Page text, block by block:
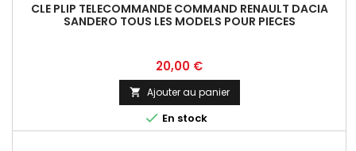
CLE PLIP TELECOMMANDE COMMAND RENAULT DACIA
SANDERO TOUS LES MODELS POUR PIECES
Prix
20,00 €
 Ajouter au panier
 En stock